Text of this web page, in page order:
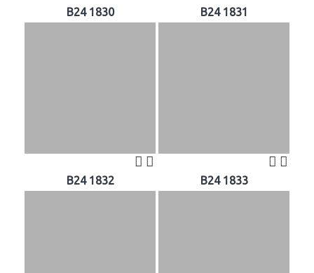
B24 1830 B24 1831
B24 1832 B24 1833